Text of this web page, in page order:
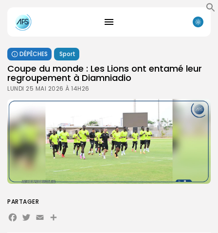
DÉPÊCHES Sport
Coupe du monde : Les Lions ont entamé leur
regroupement à Diamniadio
LUNDI 25 MAI 2026 À 14H26
PARTAGER
Facebook
Twitter
EmailPartager